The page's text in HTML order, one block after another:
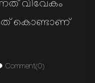
വിവേകം
അത് കൊണ്ടാണ്
Comment(0)